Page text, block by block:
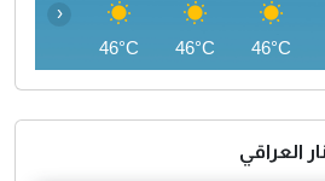
46°C
46°C
46°C
‹
العراقي